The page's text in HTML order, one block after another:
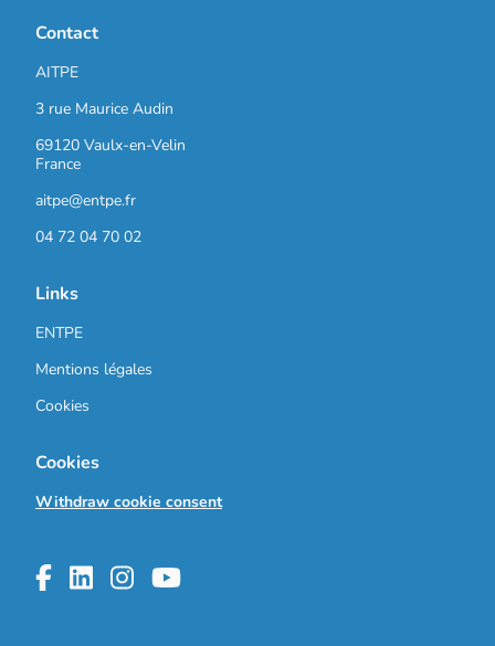
Contact
AITPE
3 rue Maurice Audin
69120 Vaulx-en-Velin
France
aitpe@entpe.fr
04 72 04 70 02
Links
ENTPE
Mentions légales
Cookies
Cookies
Withdraw cookie consent